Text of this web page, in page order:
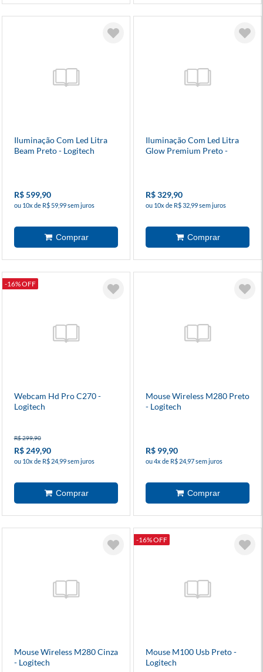
Iluminação Com Led Litra
Beam Preto - Logitech
R$ 599,90
ou 10x de R$ 59,99 sem juros
Iluminação Com Led Litra
Glow Premium Preto -
R$ 329,90
ou 10x de R$ 32,99 sem juros
-16% OFF
Webcam Hd Pro C270 -
Logitech
R$ 299,90
R$ 249,90
ou 10x de R$ 24,99 sem juros
Mouse Wireless M280 Preto
- Logitech
R$ 99,90
ou 4x de R$ 24,97 sem juros
Mouse Wireless M280 Cinza
- Logitech
-16% OFF
Mouse M100 Usb Preto -
Logitech